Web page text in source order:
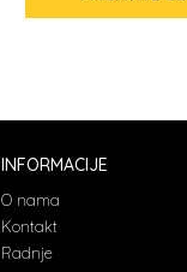
INFORMACIJE
O nama
Kontakt
Radnje